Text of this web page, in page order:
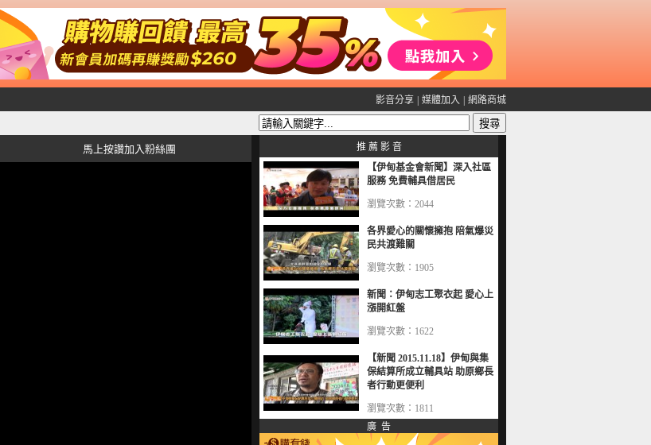
影音分享 媒體加入 網路商城
馬上按讚加入粉絲團
推 薦 影 音
【伊甸基金會新聞】深入社區
服務 免費輔具借居民
瀏覽次數：2044
各界愛心的關懷擁抱 陪氣爆災
民共渡難關
瀏覽次數：1905
新聞：伊甸志工聚衣起 愛心上
漲開紅盤
瀏覽次數：1622
【新聞 2015.11.18】伊甸與集
保結算所成立輔具站 助原鄉長
者行動更便利
瀏覽次數：1811
廣 告